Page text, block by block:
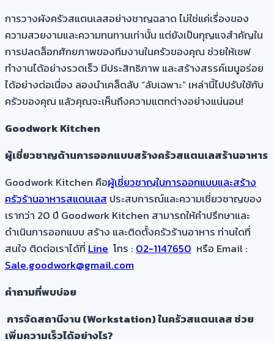
การวางผังครัวสแตนเลสอย่างชาญฉลาด ไม่ใช่แค่เรื่องของ
ความสวยงามและความทนทานเท่านั้น แต่ยังเป็นกุญแจสำคัญใน
การปลดล็อกศักยภาพของทีมงานในครัวของคุณ ช่วยให้เชฟ
ทำงานได้อย่างรวดเร็ว มีประสิทธิภาพ และสร้างสรรค์เมนูอร่อย
ได้อย่างต่อเนื่อง ลองนำเคล็ดลับ “ลับเฉพาะ” เหล่านี้ไปปรับใช้กับ
ครัวของคุณ แล้วคุณจะเห็นถึงความแตกต่างอย่างแน่นอน!
Goodwork Kitchen
ผู้เชี่ยวชาญด้านการออกแบบสร้างครัวสแตนเลสร้านอาหาร
Goodwork Kitchen คือผู้เชี่ยวชาญในการออกแบบและสร้าง
ครัวร้านอาหารสแตนเลส ประสบการณ์และความเชี่ยวชาญของ
เรากว่า 20 ปี Goodwork Kitchen สามารถให้คำปรึกษาและ
ดำเนินการออกแบบ สร้าง และติดตั้งครัวร้านอาหาร ท่านใดที่
สนใจ ติดต่อเราได้ที่ Line โทร : 02-1147650 หรือ Email :
Sale.goodwork@gmail.com
คำถามที่พบบ่อย
การจัดสถานีงาน (Workstation) ในครัวสแตนเลส ช่วย
เพิ่มความเร็วได้อย่างไร?